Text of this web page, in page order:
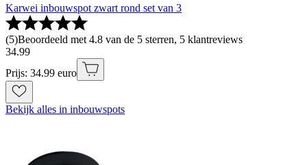
Karwei inbouwspot zwart rond set van 3
(5)Beoordeeld met 4.8 van de 5 sterren, 5 klantreviews
34.99
Prijs: 34.99 euro
Bekijk alles in inbouwspots